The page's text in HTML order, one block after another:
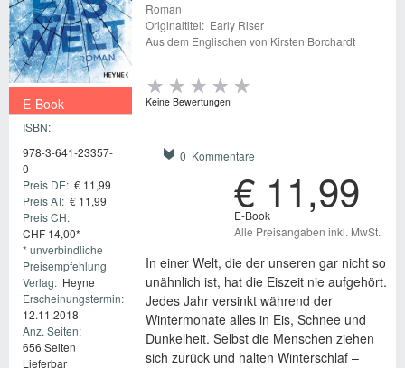
E-Book
ISBN:
978-3-641-23357-
0
Preis DE: € 11,99
Preis AT: € 11,99
Preis CH:
CHF 14,00*
* unverbindliche
Preisempfehlung
Verlag: Heyne
Erscheinungstermin:
12.11.2018
Anz. Seiten:
656 Seiten
Lieferbar
Roman
Originaltitel: Early Riser
Aus dem Englischen von Kirsten Borchardt
Keine Bewertungen
0 Kommentare
€ 11,99
E-Book
Alle Preisangaben inkl. MwSt.
In einer Welt, die der unseren gar nicht so
unähnlich ist, hat die Eiszeit nie aufgehört.
Jedes Jahr versinkt während der
Wintermonate alles in Eis, Schnee und
Dunkelheit. Selbst die Menschen ziehen
sich zurück und halten Winterschlaf –